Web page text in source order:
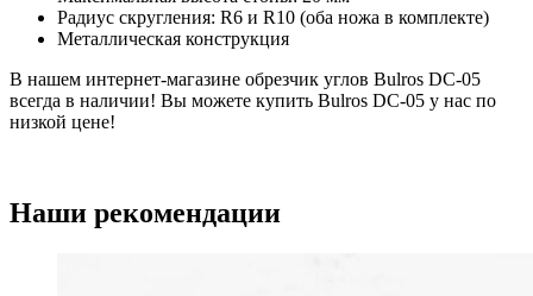
Радиус скругления: R6 и R10 (оба ножа в комплекте)
Металлическая конструкция
В нашем интернет-магазине обрезчик углов Bulros DC-05
всегда в наличии! Вы можете купить Bulros DC-05 у нас по
низкой цене!
Наши рекомендации